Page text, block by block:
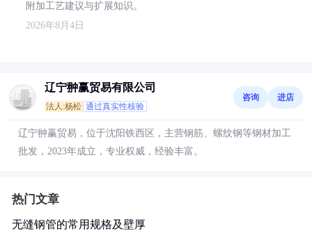
附加工艺建议与扩展知识。
2026年8月4日
辽宁翀赢贸易有限公司
法人:杨松 通过真实性核验
咨询 进店
辽宁翀赢贸易，位于沈阳铁西区，主营钢筋、螺纹钢等钢材加工
批发，2023年成立，专业权威，经验丰富。
热门文章
无缝钢管的常用规格及壁厚